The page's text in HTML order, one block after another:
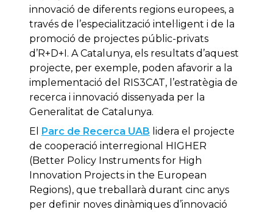
innovació de diferents regions europees, a
través de l’especialització intel·ligent i de la
promoció de projectes públic-privats
d’R+D+I. A Catalunya, els resultats d’aquest
projecte, per exemple, poden afavorir a la
implementació del RIS3CAT, l’estratègia de
recerca i innovació dissenyada per la
Generalitat de Catalunya.
El Parc de Recerca UAB lidera el projecte
de cooperació interregional HIGHER
(Better Policy Instruments for High
Innovation Projects in the European
Regions), que treballarà durant cinc anys
per definir noves dinàmiques d’innovació